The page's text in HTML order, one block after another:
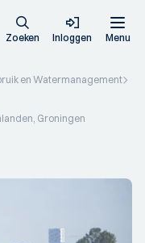
Zoeken Inloggen Menu
en Watermanagement
Groningen